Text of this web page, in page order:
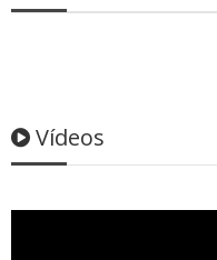
Vídeos